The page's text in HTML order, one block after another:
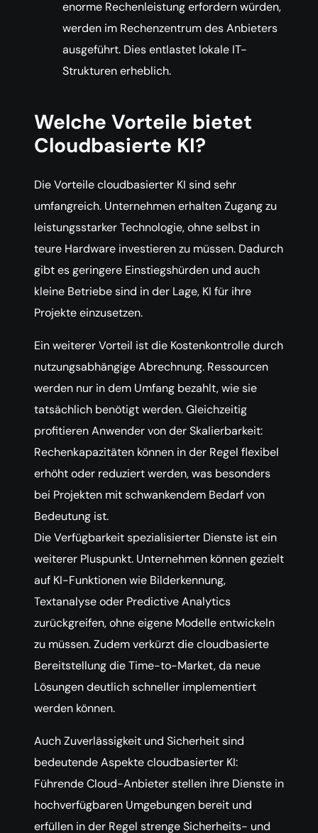
enorme Rechenleistung erfordern würden,
werden im Rechenzentrum des Anbieters
ausgeführt. Dies entlastet lokale IT-
Strukturen erheblich.
Welche Vorteile bietet
Cloudbasierte KI?
Die Vorteile cloudbasierter KI sind sehr
umfangreich. Unternehmen erhalten Zugang zu
leistungsstarker Technologie, ohne selbst in
teure Hardware investieren zu müssen. Dadurch
gibt es geringere Einstiegshürden und auch
kleine Betriebe sind in der Lage, KI für ihre
Projekte einzusetzen.
Ein weiterer Vorteil ist die Kostenkontrolle durch
nutzungsabhängige Abrechnung. Ressourcen
werden nur in dem Umfang bezahlt, wie sie
tatsächlich benötigt werden. Gleichzeitig
profitieren Anwender von der Skalierbarkeit:
Rechenkapazitäten können in der Regel flexibel
erhöht oder reduziert werden, was besonders
bei Projekten mit schwankendem Bedarf von
Bedeutung ist.
Die Verfügbarkeit spezialisierter Dienste ist ein
weiterer Pluspunkt. Unternehmen können gezielt
auf KI-Funktionen wie Bilderkennung,
Textanalyse oder Predictive Analytics
zurückgreifen, ohne eigene Modelle entwickeln
zu müssen. Zudem verkürzt die cloudbasierte
Bereitstellung die Time-to-Market, da neue
Lösungen deutlich schneller implementiert
werden können.
Auch Zuverlässigkeit und Sicherheit sind
bedeutende Aspekte cloudbasierter KI:
Führende Cloud-Anbieter stellen ihre Dienste in
hochverfügbaren Umgebungen bereit und
erfüllen in der Regel strenge Sicherheits- und